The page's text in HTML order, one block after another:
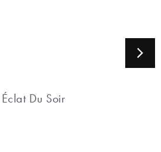
Du Soir